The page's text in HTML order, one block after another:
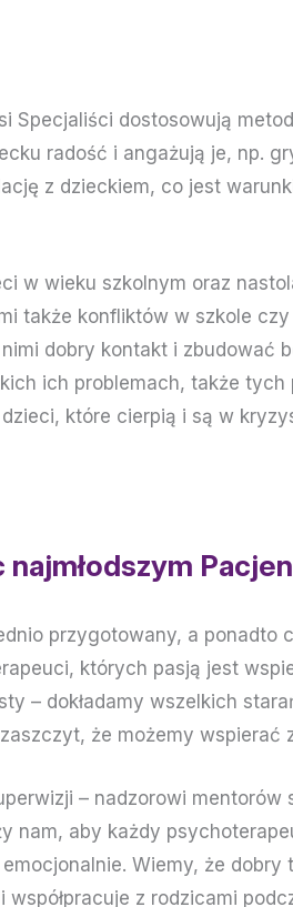
Specjaliści dostosowują
radość i angażują je, np.
z dzieckiem, co jest
w wieku szkolnym oraz
także konfliktów w szkole
dobry kontakt i zbudować
ich problemach, także
które cierpią i są w
przygotowany, a ponadto
których pasją jest
– dokładamy wszelkich
że możemy wspierać
– nadzorowi
aby każdy
Wiemy, że
z rodzicami